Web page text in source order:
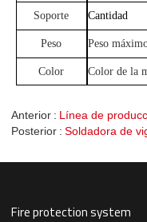
Soporte Cantidad
Peso Peso
Color Color de la
Anterior
Línea de
Posterior
Soldadora de
Fire protection system